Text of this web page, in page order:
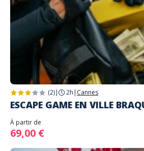
(2)| 2h | Cannes
ESCAPE GAME EN VILLE
À partir de
69,00 €